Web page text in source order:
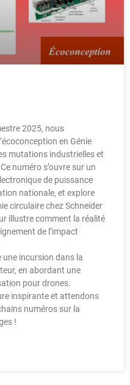
2025, nous
en Génie
mutations industrielles et
numéro s’ouvre sur un
de puissance
nationale, et explore
circulaire chez Schneider
illustre comment la réalité
de l’impact
une incursion dans la
en abordant une
pour drones.
inspirante et attendons
numéros sur la
!